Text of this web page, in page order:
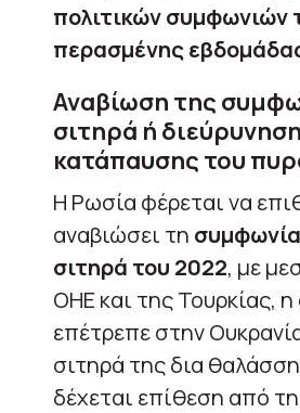
πολιτικών συμφωνιών
περασμένης
Αναβίωση της
σιτηρά ή διεύρυνηση
κατάπαυσης του
Η Ρωσία φέρεται να
αναβιώσει τη
σιτηρά του 2022, με
ΟΗΕ και της Τουρκίας,
επέτρεπε στην
σιτηρά της δια
δέχεται επίθεση από